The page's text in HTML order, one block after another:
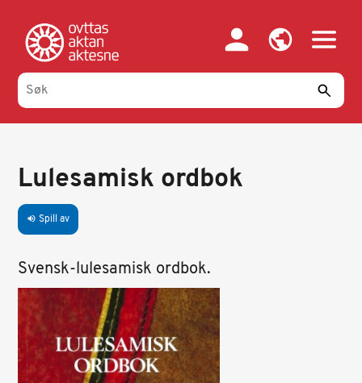
hovedinnhold
Lulesamisk ordbok
volume_up Spill av
Svensk-lulesamisk ordbok.